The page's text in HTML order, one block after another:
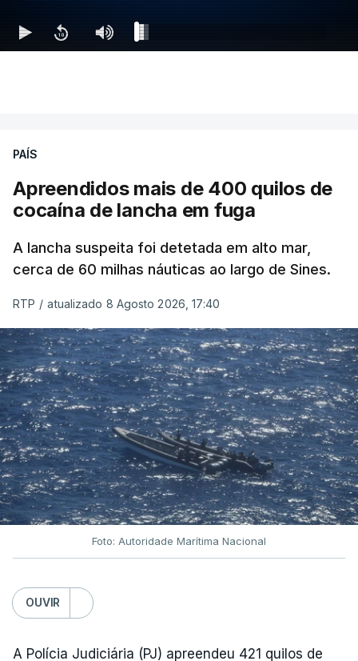
PAÍS
Apreendidos mais de 400 quilos de
cocaína de lancha em fuga
A lancha suspeita foi detetada em alto mar,
cerca de 60 milhas náuticas ao largo de Sines.
RTP / atualizado 8 Agosto 2026, 17:40
Foto: Autoridade Marítima Nacional
OUVIR
A Polícia Judiciária (PJ) apreendeu 421 quilos de